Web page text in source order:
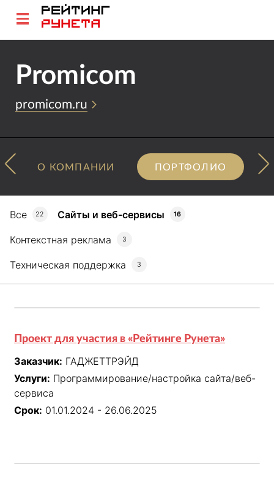
Promicom
promicom.ru
О КОМПАНИИ ПОРТФОЛИО
Все 22 Сайты и веб-сервисы 16
Контекстная реклама 3
Техническая поддержка 3
Проект для участия в «Рейтинге Рунета»
Заказчик: ГАДЖЕТТРЭЙД
Услуги: Программирование/настройка сайта/веб-
сервиса
Срок: 01.01.2024 - 26.06.2025